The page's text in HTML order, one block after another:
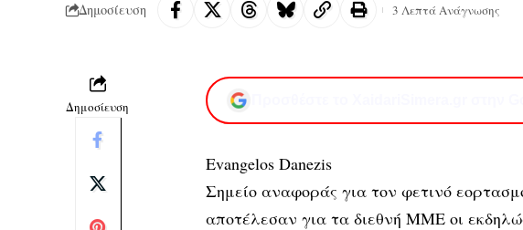
Δημοσίευση 3 Λεπτά Ανάγνωσης
Δημοσίευση
Evangelos Danezis
Σημείο αναφοράς για τον φετινό
αποτέλεσαν για τα διεθνή ΜΜΕ οι